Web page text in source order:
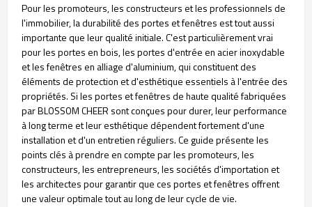
Pour les promoteurs, les constructeurs et les professionnels de
l'immobilier, la durabilité des portes et fenêtres est tout aussi
importante que leur qualité initiale. C'est particulièrement vrai
pour les portes en bois, les portes d'entrée en acier inoxydable
et les fenêtres en alliage d'aluminium, qui constituent des
éléments de protection et d'esthétique essentiels à l'entrée des
propriétés. Si les portes et fenêtres de haute qualité fabriquées
par BLOSSOM CHEER sont conçues pour durer, leur performance
à long terme et leur esthétique dépendent fortement d'une
installation et d'un entretien réguliers. Ce guide présente les
points clés à prendre en compte par les promoteurs, les
constructeurs, les entrepreneurs, les sociétés d'importation et
les architectes pour garantir que ces portes et fenêtres offrent
une valeur optimale tout au long de leur cycle de vie.